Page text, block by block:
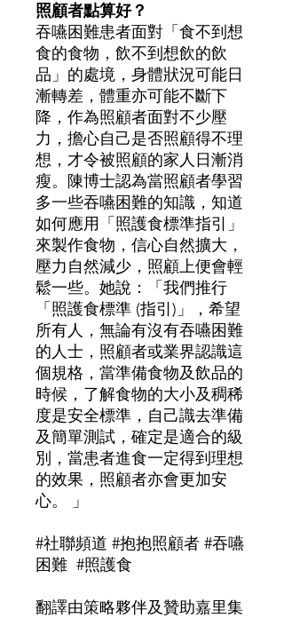
照顧者點算好？
吞嚥困難患者面對「食不到想
食的食物，飲不到想飲的飲
品」的處境，身體狀況可能日
漸轉差，體重亦可能不斷下
降，作為照顧者面對不少壓
力，擔心自己是否照顧得不理
想，才令被照顧的家人日漸消
瘦。陳博士認為當照顧者學習
多一些吞嚥困難的知識，知道
如何應用「照護食標準指引」
來製作食物，信心自然擴大，
壓力自然減少，照顧上便會輕
鬆一些。她說：「我們推行
「照護食標準 (指引)」，希望
所有人，無論有沒有吞嚥困難
的人士，照顧者或業界認識這
個規格，當準備食物及飲品的
時候，了解食物的大小及稠稀
度是安全標準，自己識去準備
及簡單測試，確定是適合的級
別，當患者進食一定得到理想
的效果，照顧者亦會更加安
心。 」
#社聯頻道 #抱抱照顧者 #吞嚥
困難 #照護食
翻譯由策略夥伴及贊助嘉里集